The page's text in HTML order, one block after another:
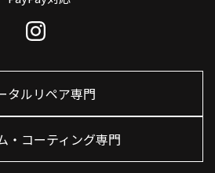
タルリペア専門
・コーティング専門